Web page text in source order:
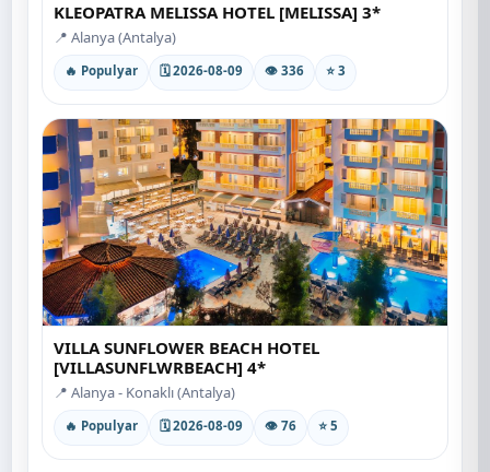
KLEOPATRA MELISSA HOTEL [MELISSA] 3*
📍 Alanya (Antalya)
🔥 Populyar 🗓 2026-08-09 👁 336 ⭐ 3
VILLA SUNFLOWER BEACH HOTEL
[VILLASUNFLWRBEACH] 4*
📍 Alanya - Konaklı (Antalya)
🔥 Populyar 🗓 2026-08-09 👁 76 ⭐ 5